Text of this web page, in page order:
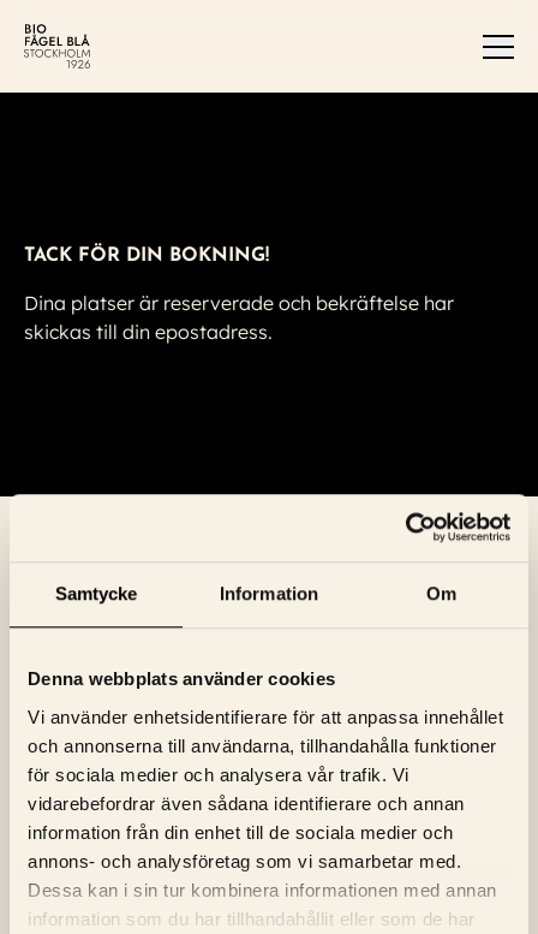
Samtycke Information Om
Denna webbplats använder cookies
Vi använder enhetsidentifierare för att anpassa innehållet
och annonserna till användarna, tillhandahålla funktioner
för sociala medier och analysera vår trafik. Vi
vidarebefordrar även sådana identifierare och annan
information från din enhet till de sociala medier och
annons- och analysföretag som vi samarbetar med.
Dessa kan i sin tur kombinera informationen med annan
information som du har tillhandahållit eller som de har
TACK FÖR DIN BOKNING!
Dina platser är reserverade och bekräftelse har
skickas till din epostadress.
NYHETSBREV
ANMÄL DIG TILL BIOGRAFENS
NYHETSBREV
E-Postaddress
Skicka